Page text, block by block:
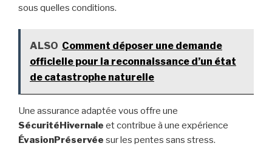
sous quelles conditions.
ALSO Comment déposer une demande
officielle pour la reconnaissance d’un état
de catastrophe naturelle
Une assurance adaptée vous offre une
SécuritéHivernale et contribue à une expérience
ÉvasionPréservée sur les pentes sans stress.